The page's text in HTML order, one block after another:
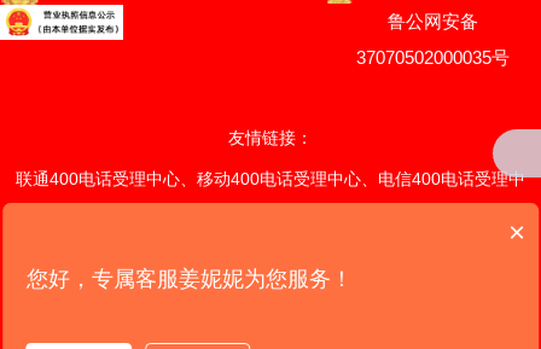
请输入您的联系方式
我们的销售顾问将尽快与您联系。
* 电话
鲁公网安备
37070502000035号
友情链接：
联通400电话受理中心 移动400电话受理中心 电信400电话受理中
版权所有: 山东新轨道信息科技有限公司 电信业务营业许可证: B2-20191965 备案
×
您好，专属客服姜妮妮为您服务！